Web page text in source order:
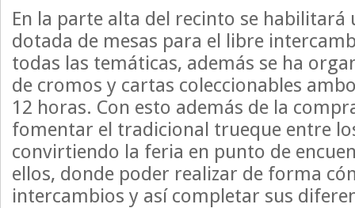
En la parte alta del recinto se habilitará
dotada de mesas para el libre
todas las temáticas, además se ha
de cromos y cartas coleccionables
12 horas. Con esto además de la
fomentar el tradicional trueque entre
convirtiendo la feria en punto de
ellos, donde poder realizar de forma
intercambios y así completar sus